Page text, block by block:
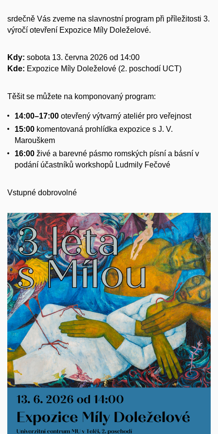
srdečně Vás zveme na slavnostní program při příležitosti 3.
výročí otevření Expozice Míly Doleželové.
Kdy: sobota 13. června 2026 od 14:00
Kde: Expozice Míly Doleželové (2. poschodí UCT)
Těšit se můžete na komponovaný program:
14:00–17:00 otevřený výtvarný ateliér pro veřejnost
15:00 komentovaná prohlídka expozice s J. V.
Marouškem
16:00 živé a barevné pásmo romských písní a básní v
podání účastníků workshopů Ludmily Fečové
Vstupné dobrovolné